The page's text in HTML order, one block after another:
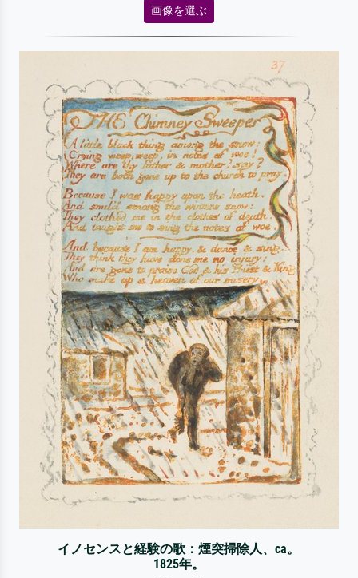
画像を選ぶ
イノセンスと経験の歌：煙突掃除人、ca。
1825年。